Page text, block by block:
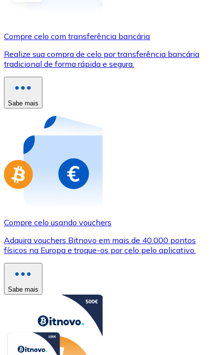
Comprar com transferência bancária
Cartão de crédito / débito
Comprar com cartão
Loja - Cartões-presente
Compre cartões-presente das suas marcas favoritas
Ir para a loja de cartões-presente
Compre celo com transferência bancária
Realize sua compra de celo por transferência bancária
tradicional de forma rápida e segura.
Sabe mais
Compre celo usando vouchers
Adquira vouchers Bitnovo em mais de 40.000 pontos
físicos na Europa e troque-os por celo pelo aplicativo.
Sabe mais